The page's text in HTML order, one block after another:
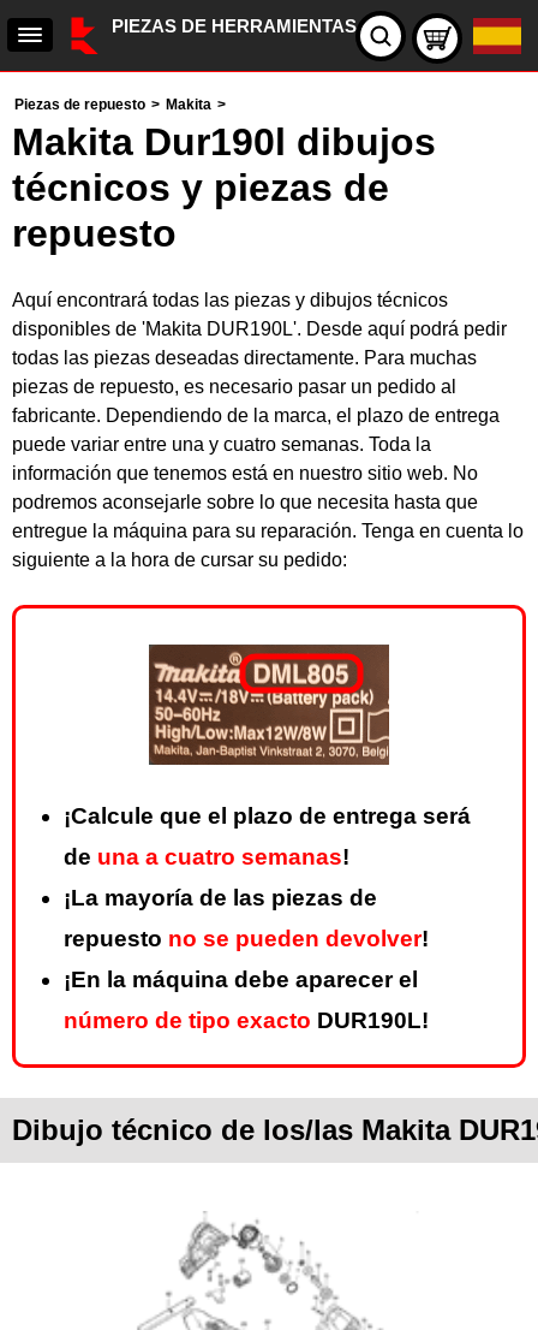
PIEZAS DE HERRAMIENTAS
Piezas de repuesto > Makita >
Makita Dur190l dibujos
técnicos y piezas de
repuesto
Aquí encontrará todas las piezas y dibujos técnicos
disponibles de 'Makita DUR190L'. Desde aquí podrá pedir
todas las piezas deseadas directamente. Para muchas
piezas de repuesto, es necesario pasar un pedido al
fabricante. Dependiendo de la marca, el plazo de entrega
puede variar entre una y cuatro semanas. Toda la
información que tenemos está en nuestro sitio web. No
podremos aconsejarle sobre lo que necesita hasta que
entregue la máquina para su reparación. Tenga en cuenta lo
siguiente a la hora de cursar su pedido:
¡Calcule que el plazo de entrega será
de una a cuatro semanas!
¡La mayoría de las piezas de
repuesto no se pueden devolver!
¡En la máquina debe aparecer el
número de tipo exacto DUR190L!
Dibujo técnico de los/las Makita